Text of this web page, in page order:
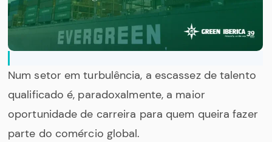
Num setor em turbulência, a escassez de talento
qualificado é, paradoxalmente, a maior
oportunidade de carreira para quem queira fazer
parte do comércio global.